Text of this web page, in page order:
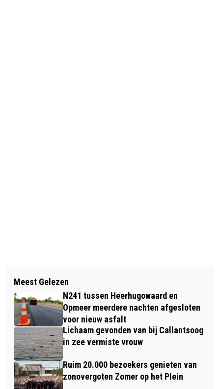
VELSERTUNNEL (A22) TWEE NACHTEN
AFGESLOTEN; RUIM 10 MINUTEN
EXTRA REISTIJD
LOUIS VAN GAAL COACHT TELSTAR
TEGEN JONG AZ
Meest Gelezen
N241 tussen Heerhugowaard en
Opmeer meerdere nachten afgesloten
voor nieuw asfalt
Lichaam gevonden van bij Callantsoog
in zee vermiste vrouw
Ruim 20.000 bezoekers genieten van
zonovergoten Zomer op het Plein